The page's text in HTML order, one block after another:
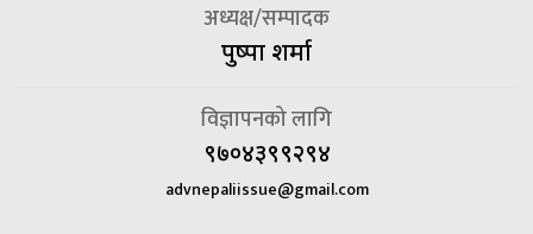
अध्यक्ष/सम्पादक
पुष्पा शर्मा
विज्ञापनको लागि
९७०४३९९२९४
advnepaliissue@gmail.com